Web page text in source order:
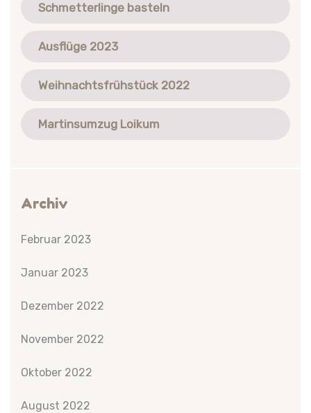
Schmetterlinge basteln
Ausflüge 2023
Weihnachtsfrühstück 2022
Martinsumzug Loikum
Archiv
Februar 2023
Januar 2023
Dezember 2022
November 2022
Oktober 2022
August 2022